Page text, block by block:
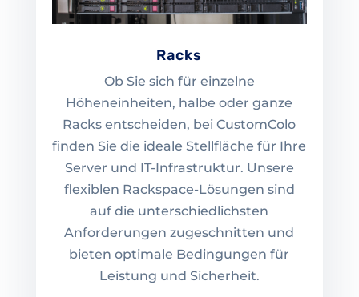
Racks
Ob Sie sich für einzelne
Höheneinheiten, halbe oder ganze
Racks entscheiden, bei CustomColo
finden Sie die ideale Stellfläche für Ihre
Server und IT-Infrastruktur. Unsere
flexiblen Rackspace-Lösungen sind
auf die unterschiedlichsten
Anforderungen zugeschnitten und
bieten optimale Bedingungen für
Leistung und Sicherheit.